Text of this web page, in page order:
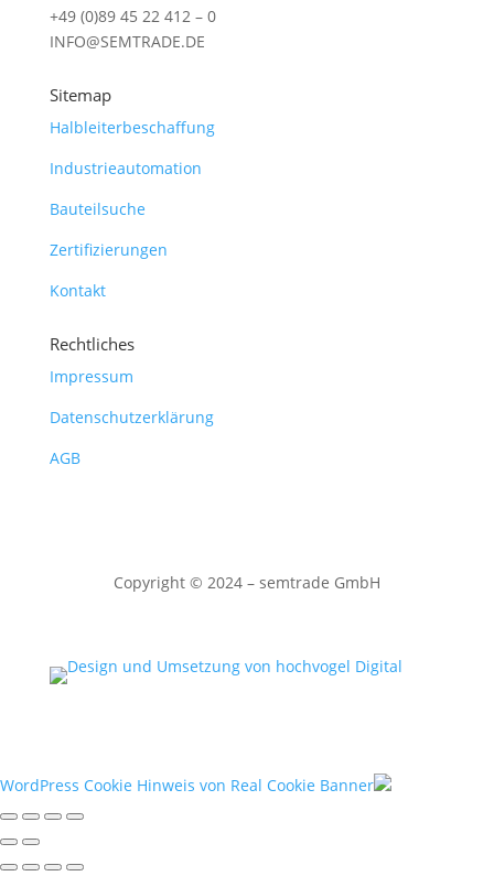
+49 (0)89 45 22 412 – 0
INFO@SEMTRADE.DE
Sitemap
Halbleiterbeschaffung
Industrieautomation
Bauteilsuche
Zertifizierungen
Kontakt
Rechtliches
Impressum
Datenschutzerklärung
AGB
Copyright © 2024 – semtrade GmbH
WordPress Cookie Hinweis von Real Cookie Banner